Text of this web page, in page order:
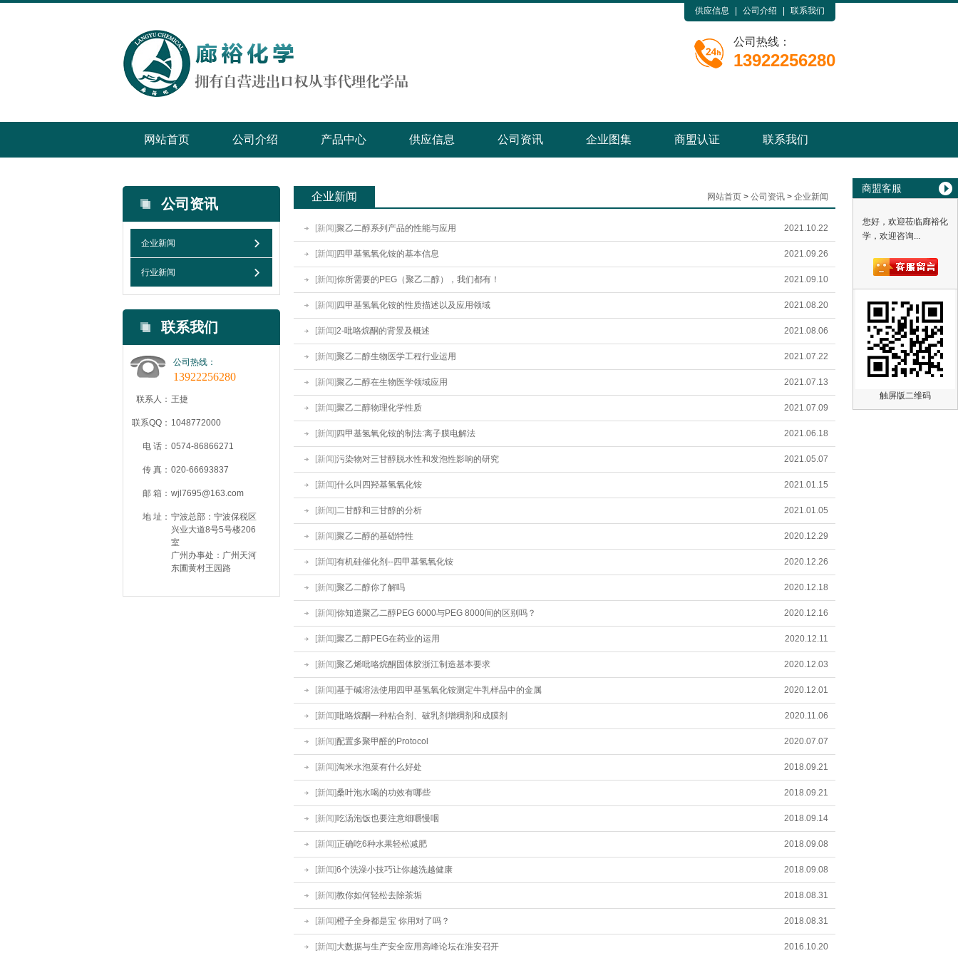
商盟客服
您好，欢迎莅临廊裕化
学，欢迎咨询...
触屏版二维码
供应信息 公司介绍 联系我们
公司热线：
13922256280
网站首页 公司介绍 产品中心 供应信息 公司资讯 企业图集 商盟认证 联系我们
公司资讯
企业新闻
行业新闻
联系我们
公司热线：
13922256280
联系人： 王捷
联系QQ： 1048772000
电 话： 0574-86866271
传 真： 020-66693837
邮 箱： wjl7695@163.com
地 址： 宁波总部：宁波保税区
兴业大道8号5号楼206
室
广州办事处：广州天河
东圃黄村王园路
网站首页 > 公司资讯 > 企业新闻
企业新闻
2021.10.22
[新闻]聚乙二醇系列产品的性能与应用
2021.09.26
[新闻] 四甲基氢氧化铵的基本信息
2021.09.10
[新闻]你所需要的PEG（聚乙二醇），我们都有！
2021.08.20
[新闻] 四甲基氢氧化铵的性质描述以及应用领域
2021.08.06
[新闻]​2-吡咯烷酮的背景及概述
2021.07.22
[新闻]聚乙二醇生物医学工程行业运用
2021.07.13
[新闻]聚乙二醇在生物医学领域应用
2021.07.09
[新闻]聚乙二醇物理化学性质
2021.06.18
[新闻] 四甲基氢氧化铵的制法:离子膜电解法
2021.05.07
[新闻]污染物对三甘醇脱水性和发泡性影响的研究
2021.01.15
[新闻]什么叫四羟基氢氧化铵
2021.01.05
[新闻]二甘醇和三甘醇的分析
2020.12.29
[新闻]聚乙二醇的基础特性
2020.12.26
[新闻]有机硅催化剂--四甲基氢氧化铵
2020.12.18
[新闻]聚乙二醇你了解吗
2020.12.16
[新闻]你知道聚乙二醇PEG 6000与PEG 8000间的区别吗？
2020.12.11
[新闻]聚乙二醇PEG在药业的运用
2020.12.03
[新闻]聚乙烯吡咯烷酮固体胶浙江制造基本要求
2020.12.01
[新闻]基于碱溶法使用四甲基氢氧化铵测定牛乳样品中的金属
2020.11.06
[新闻]吡咯烷酮一种粘合剂、破乳剂增稠剂和成膜剂
2020.07.07
[新闻]配置多聚甲醛的Protocol
2018.09.21
[新闻]淘米水泡菜有什么好处
2018.09.21
[新闻]桑叶泡水喝的功效有哪些
2018.09.14
[新闻]吃汤泡饭也要注意细嚼慢咽
2018.09.08
[新闻]正确吃6种水果轻松减肥
2018.09.08
[新闻]6个洗澡小技巧让你越洗越健康
2018.08.31
[新闻]教你如何轻松去除茶垢
2018.08.31
[新闻]橙子全身都是宝 你用对了吗？
2016.10.20
[新闻]大数据与生产安全应用高峰论坛在淮安召开